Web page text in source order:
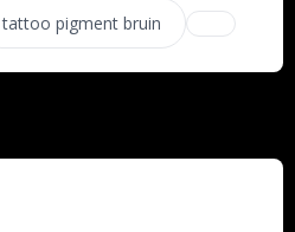
tattoo pigment bruin